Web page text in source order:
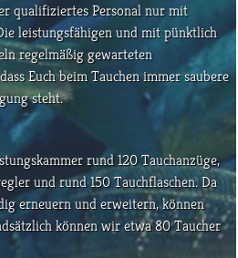
qualifiziertes Personal nur mit
leistungsfähigen und mit pünktlich
regelmäßig gewarteten
Euch beim Tauchen immer saubere
steht.
rund 120 Tauchanzüge,
und rund 150 Tauchflaschen. Da
erneuern und erweitern, können
können wir etwa 80 Taucher